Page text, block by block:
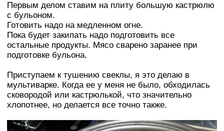
Первым делом ставим на плиту большую кастрюлю
с бульоном.
Готовить надо на медленном огне.
Пока будет закипать надо подготовить все
остальные продукты. Мясо сварено заранее при
подготовке бульона.
Приступаем к тушению свеклы, я это делаю в
мультиварке. Когда ее у меня не было, обходилась
сковородой или кастрюлькой, что значительно
хлопотнее, но делается все точно также.